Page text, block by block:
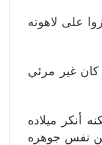
على لاهوته
كان غير مرئي
أنكر ميلاده
نفس جوهره